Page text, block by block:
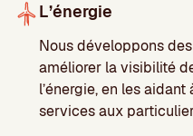
L’énergie
Nous développons
améliorer la visibilité
l’énergie, en les
services aux